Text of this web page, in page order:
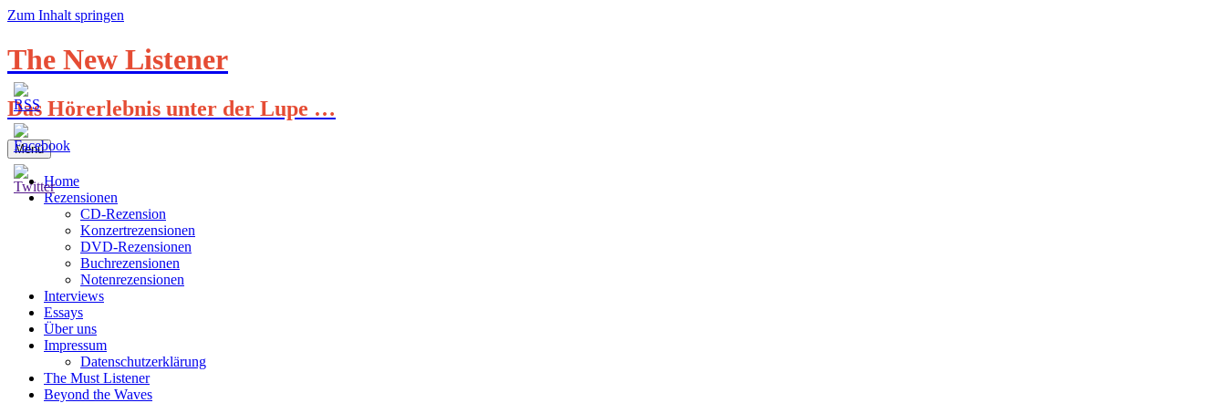
Zum Inhalt springen
The New Listener
Das Hörerlebnis unter der Lupe …
Menü
Home
Rezensionen
CD-Rezension
Konzertrezensionen
DVD-Rezensionen
Buchrezensionen
Notenrezensionen
Interviews
Essays
Über uns
Impressum
Datenschutzerklärung
The Must Listener
Beyond the Waves